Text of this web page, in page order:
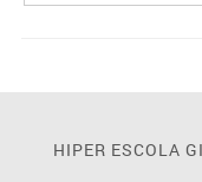
HIPER ESCOLA